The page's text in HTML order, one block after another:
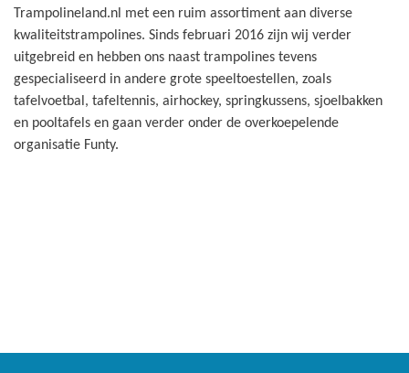
Trampolineland.nl met een ruim assortiment aan diverse
kwaliteitstrampolines. Sinds februari 2016 zijn wij verder
uitgebreid en hebben ons naast trampolines tevens
gespecialiseerd in andere grote speeltoestellen, zoals
tafelvoetbal, tafeltennis, airhockey, springkussens, sjoelbakken
en pooltafels en gaan verder onder de overkoepelende
organisatie Funty.